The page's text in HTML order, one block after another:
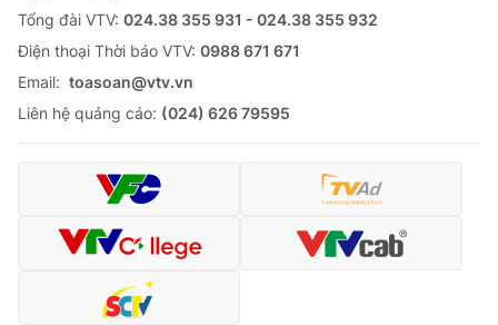
Tổng đài VTV: 024.38 355 931 - 024.38 355 932
Ðiện thoại Thời báo VTV: 0988 671 671
Email: toasoan@vtv.vn
Liên hệ quảng cáo: (024) 626 79595